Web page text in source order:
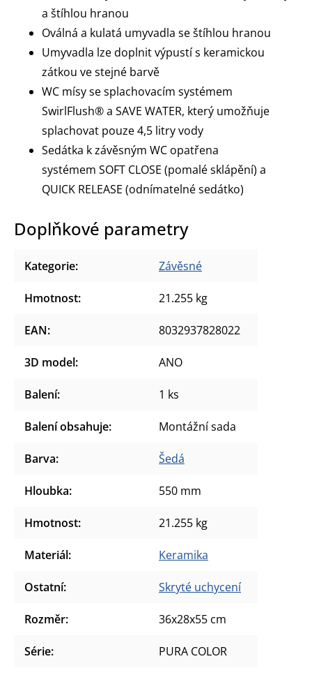
a štíhlou hranou
Oválná a kulatá umyvadla se štíhlou hranou
Umyvadla lze doplnit výpustí s keramickou
zátkou ve stejné barvě
WC mísy se splachovacím systémem
SwirlFlush®a SAVE WATER, který umožňuje
splachovat pouze 4,5 litry vody
Sedátka k závěsným WC opatřena
systémem SOFT CLOSE (pomalé sklápění) a
QUICK RELEASE (odnímatelné sedátko)
Doplňkové parametry
Kategorie: Závěsné
Hmotnost: 21.255 kg
EAN: 8032937828022
3D model: ANO
Balení: 1 ks
Balení obsahuje: Montážní sada
Barva: Šedá
Hloubka: 550 mm
Hmotnost: 21.255 kg
Materiál: Keramika
Ostatní: Skryté uchycení
Rozměr: 36x28x55 cm
Série: PURA COLOR